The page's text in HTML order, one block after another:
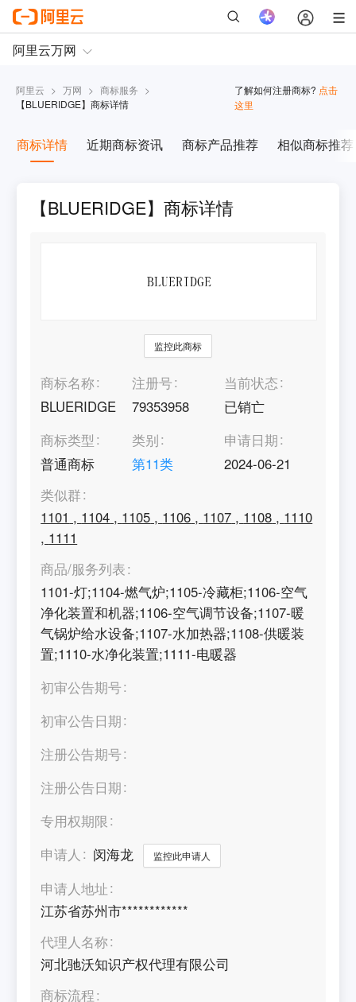
阿里云 > 万网 > 商标服务 >
【BLUERIDGE】商标详情
了解如何注册商标? 点击
这里
商标详情 近期商标资讯 商标产品推荐 相似商标推荐
【BLUERIDGE】商标详情
监控此商标
商标名称
BLUERIDGE
注册号
79353958
当前状态
已销亡
商标类型
普通商标
类别
第11类
申请日期
2024-06-21
类似群
1101 , 1104 , 1105 , 1106 , 1107 , 1108 , 1110
, 1111
商品/服务列表
1101-灯;1104-燃气炉;1105-冷藏柜;1106-空气
净化装置和机器;1106-空气调节设备;1107-暖
气锅炉给水设备;1107-水加热器;1108-供暖装
置;1110-水净化装置;1111-电暖器
初审公告期号
初审公告日期
注册公告期号
注册公告日期
专用权期限
申请人
闵海龙 监控此申请人
申请人地址
江苏省苏州市************
代理人名称
河北驰沃知识产权代理有限公司
商标流程